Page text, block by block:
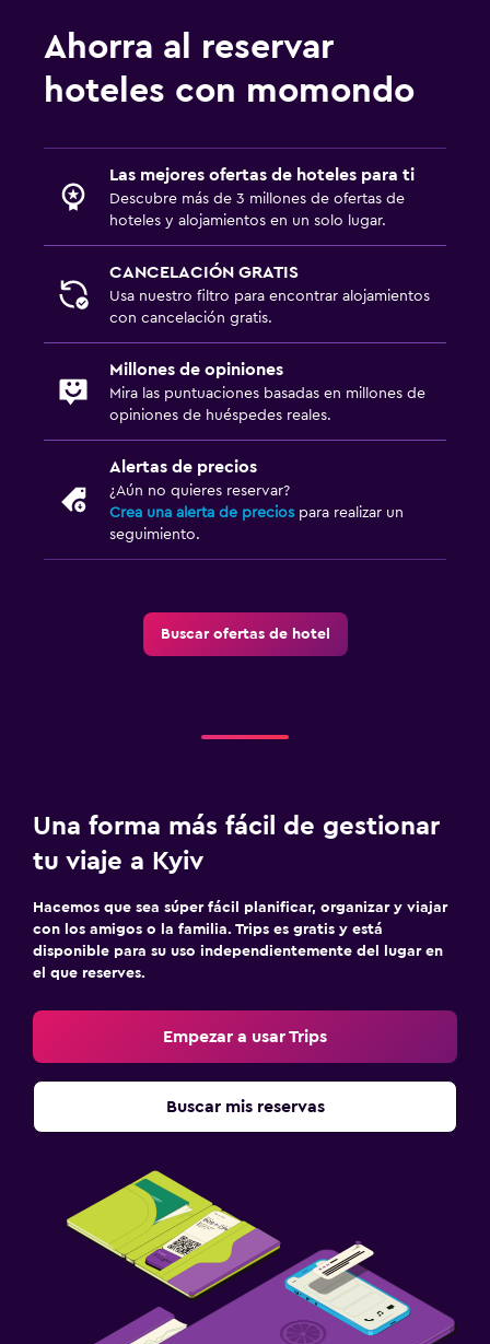
Ahorra al reservar
hoteles con momondo
Las mejores ofertas de hoteles para ti
Descubre más de 3 millones de ofertas de
hoteles y alojamientos en un solo lugar.
CANCELACIÓN GRATIS
Usa nuestro filtro para encontrar alojamientos
con cancelación gratis.
Millones de opiniones
Mira las puntuaciones basadas en millones de
opiniones de huéspedes reales.
Alertas de precios
¿Aún no quieres reservar?
Crea una alerta de precios para realizar un
seguimiento.
Buscar ofertas de hotel
Una forma más fácil de gestionar
tu viaje a Kyiv
Hacemos que sea súper fácil planificar, organizar y viajar
con los amigos o la familia. Trips es gratis y está
disponible para su uso independientemente del lugar en
el que reserves.
Empezar a usar Trips
Buscar mis reservas